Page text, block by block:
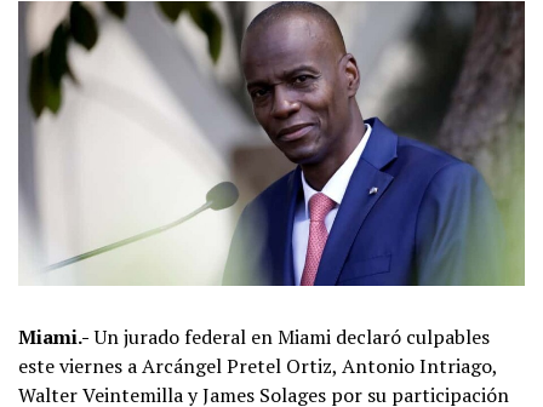
Miami.-Un jurado federal en Miami declaró culpables
este viernes a Arcángel Pretel Ortiz, Antonio Intriago,
Walter Veintemilla y James Solages por su participación